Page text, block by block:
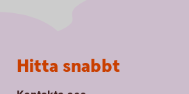
Sidfot
Hitta snabbt